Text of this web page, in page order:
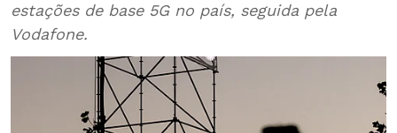
estações de base 5G no país, seguida pela
Vodafone.